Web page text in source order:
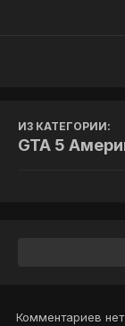
ИЗ КАТЕГОРИИ:
GTA 5
Комментариев нет